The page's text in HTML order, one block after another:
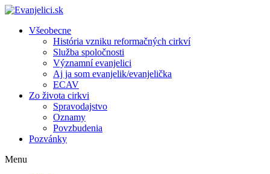
Všeobecne
História vzniku reformačných cirkví
Služba spoločnosti
Významní evanjelici
Aj ja som evanjelik/evanjelička
ECAV
Zo života cirkvi
Spravodajstvo
Oznamy
Povzbudenia
Pozvánky
Menu